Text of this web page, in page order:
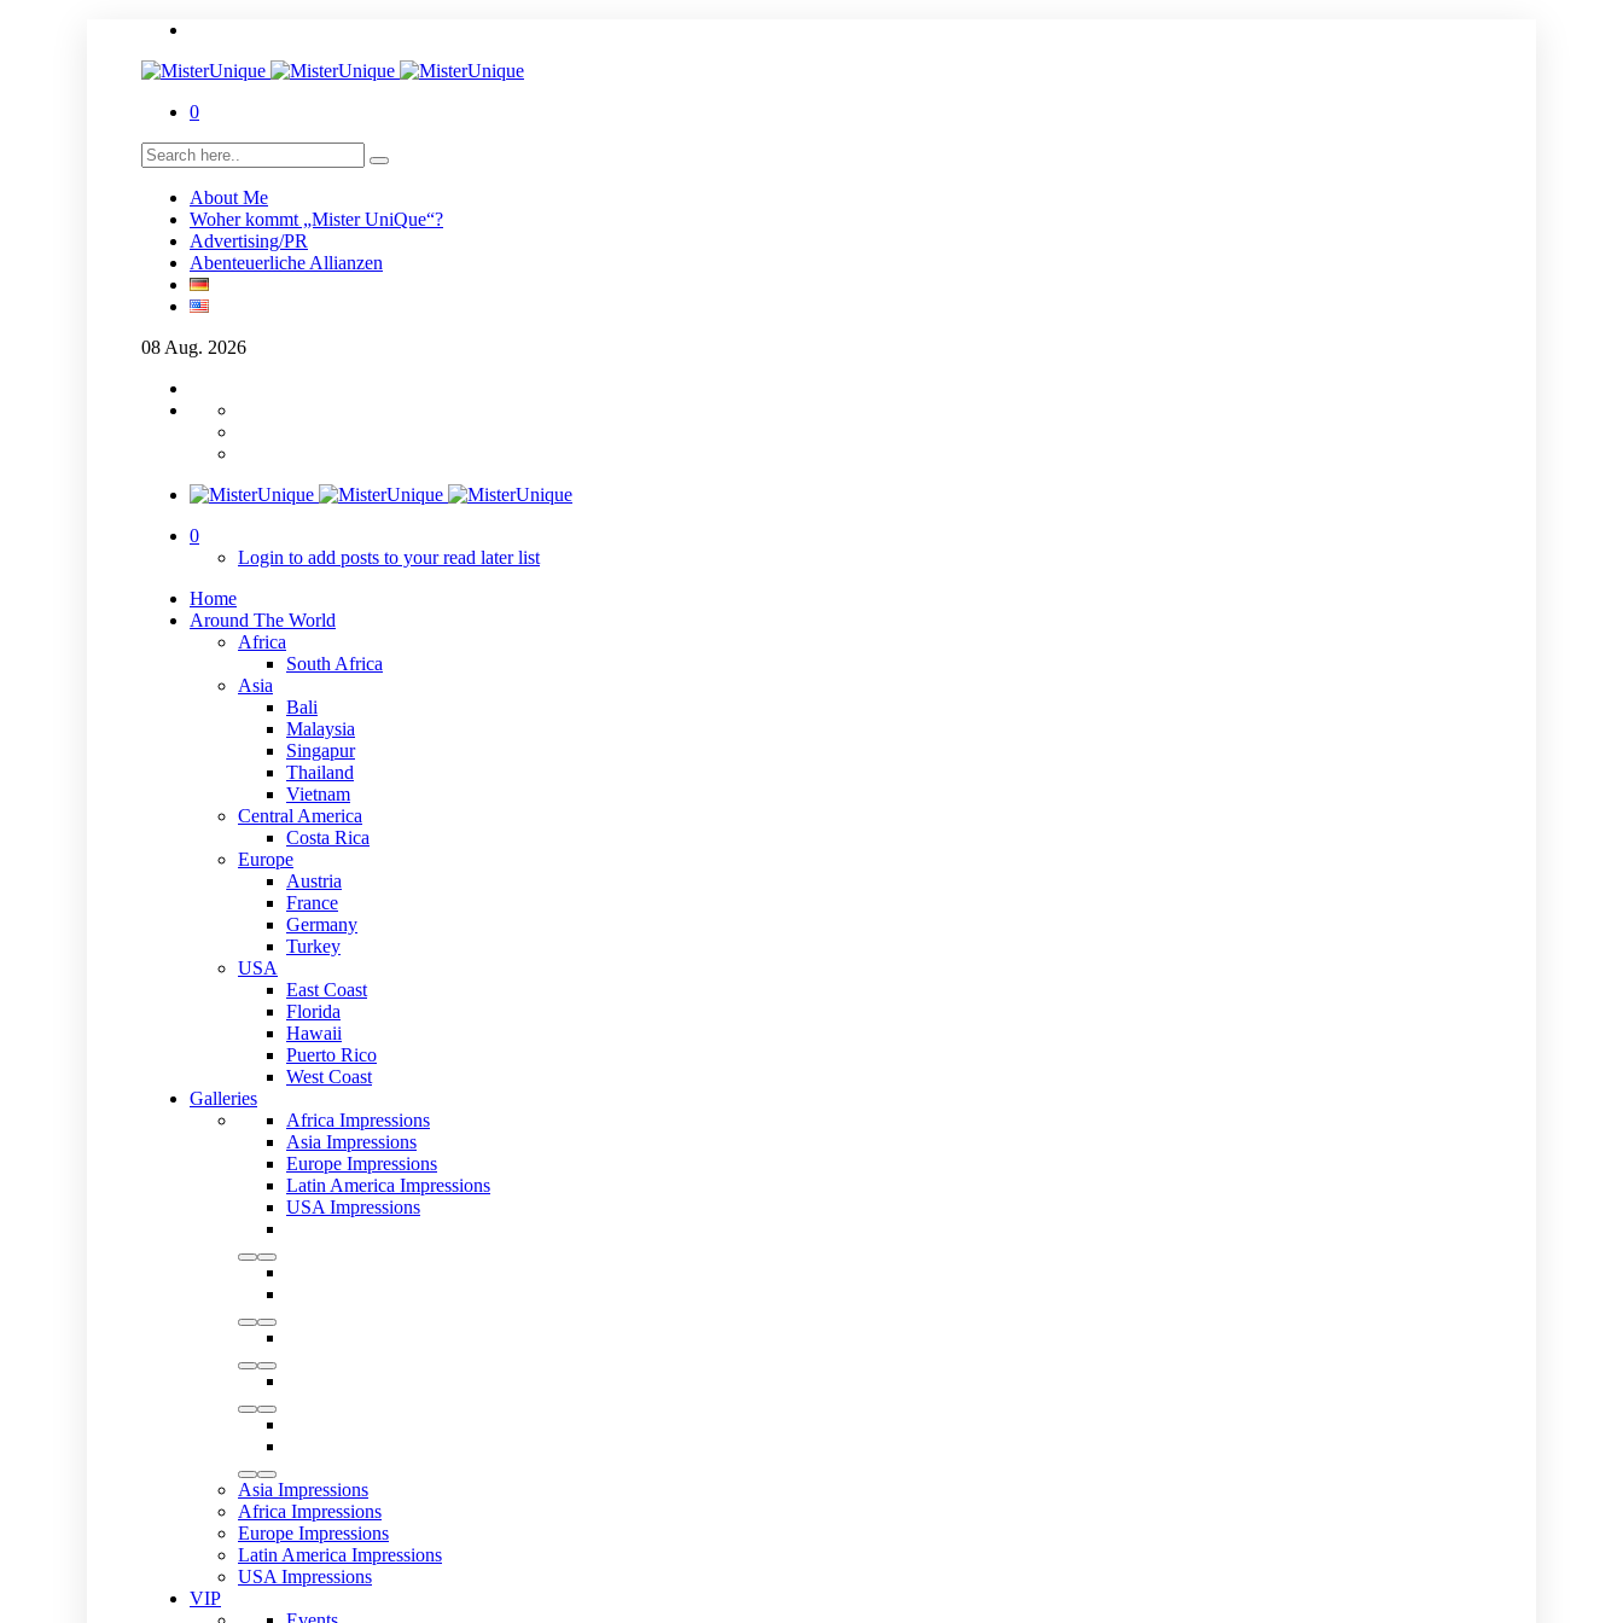
0
About Me
Woher kommt „Mister UniQue“?
Advertising/PR
Abenteuerliche Allianzen
08 Aug. 2026
0
Login to add posts to your read later list
Home
Around The World
Africa
South Africa
Asia
Bali
Malaysia
Singapur
Thailand
Vietnam
Central America
Costa Rica
Europe
Austria
France
Germany
Turkey
USA
East Coast
Florida
Hawaii
Puerto Rico
West Coast
Galleries
Africa Impressions
Asia Impressions
Europe Impressions
Latin America Impressions
USA Impressions
Asia Impressions
Africa Impressions
Europe Impressions
Latin America Impressions
USA Impressions
VIP